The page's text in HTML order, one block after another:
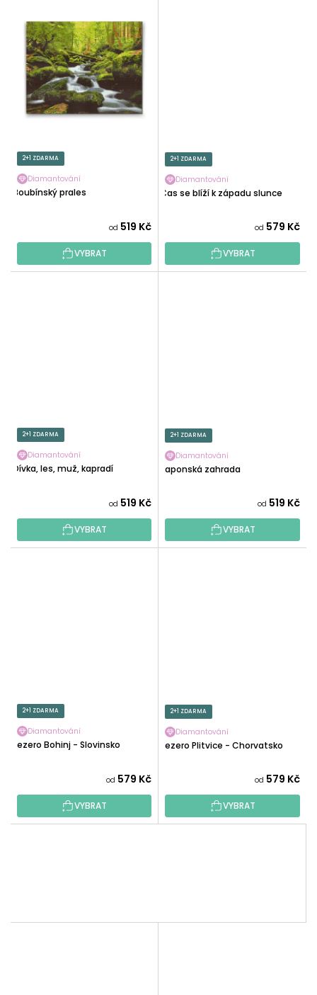
2+1 ZDARMA
Diamantování
Boubínský prales
od 519 Kč
VYBRAT
2+1 ZDARMA
Diamantování
Čas se blíží k západu slunce
od 579 Kč
VYBRAT
2+1 ZDARMA
Diamantování
Dívka, les, muž, kapradí
od 519 Kč
VYBRAT
2+1 ZDARMA
Diamantování
Japonská zahrada
od 519 Kč
VYBRAT
2+1 ZDARMA
Diamantování
Jezero Bohinj - Slovinsko
od 579 Kč
VYBRAT
2+1 ZDARMA
Diamantování
Jezero Plitvice - Chorvatsko
od 579 Kč
VYBRAT